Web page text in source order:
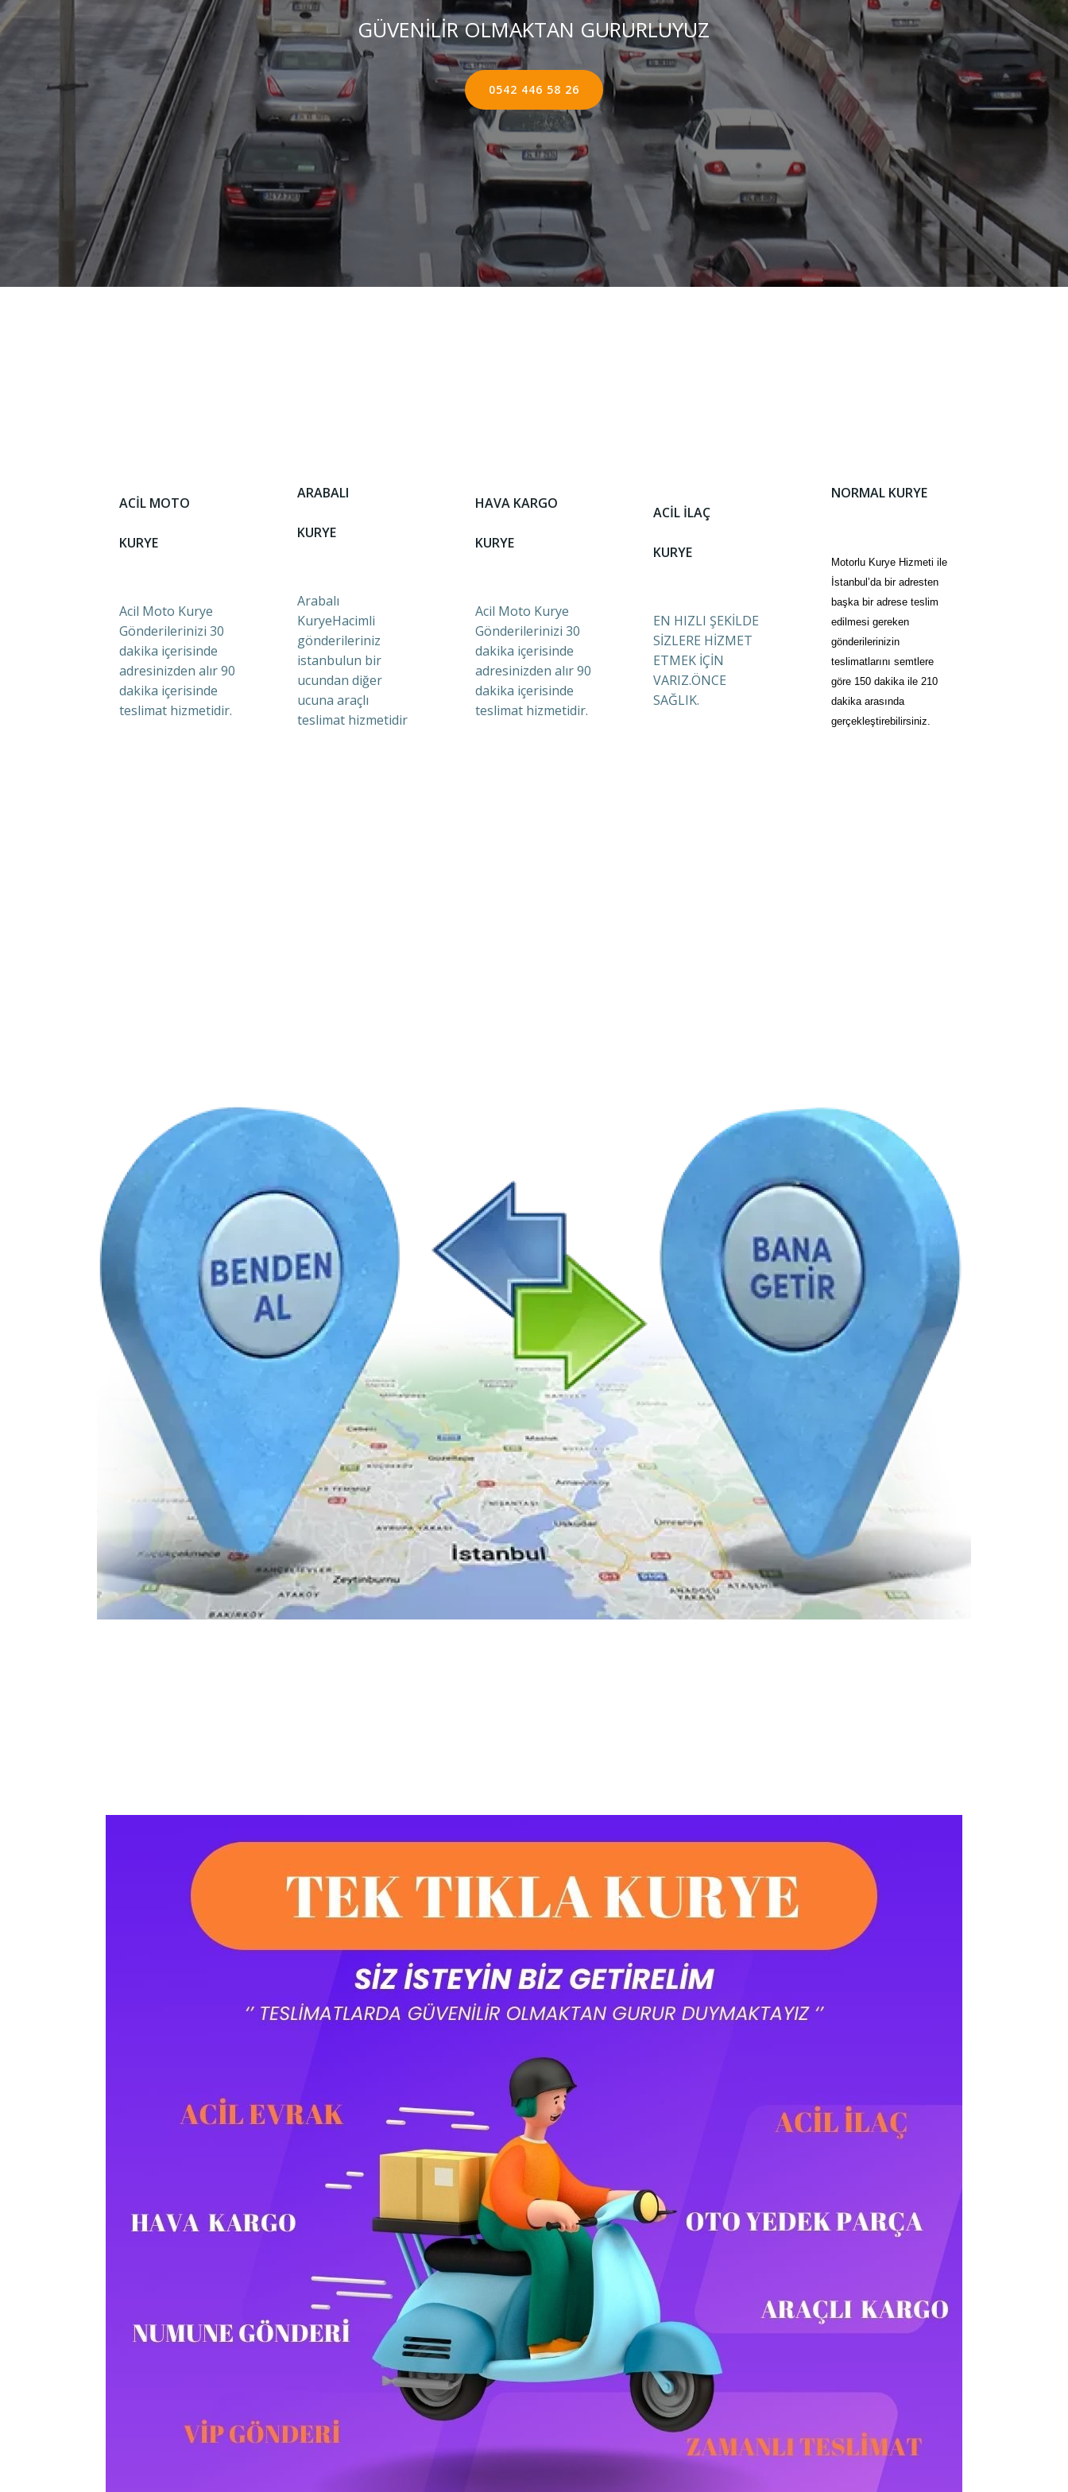
GÜVENİLİR OLMAKTAN GURURLUYUZ
0542 446 58 26
ACİL MOTO
KURYE
Acil Moto Kurye
Gönderilerinizi 30
dakika içerisinde
adresinizden alır 90
dakika içerisinde
teslimat hizmetidir.
ARABALI
KURYE
Arabalı
KuryeHacimli
gönderileriniz
istanbulun bir
ucundan diğer
ucuna araçlı
teslimat hizmetidir
HAVA KARGO
KURYE
Acil Moto Kurye
Gönderilerinizi 30
dakika içerisinde
adresinizden alır 90
dakika içerisinde
teslimat hizmetidir.
ACİL İLAÇ
KURYE
EN HIZLI ŞEKİLDE
SİZLERE HİZMET
ETMEK İÇİN
VARIZ.ÖNCE
SAĞLIK.
NORMAL KURYE
Motorlu Kurye Hizmeti ile
İstanbul’da bir adresten
başka bir adrese teslim
edilmesi gereken
gönderilerinizin
teslimatlarını semtlere
göre 150 dakika ile 210
dakika arasında
gerçekleştirebilirsiniz.